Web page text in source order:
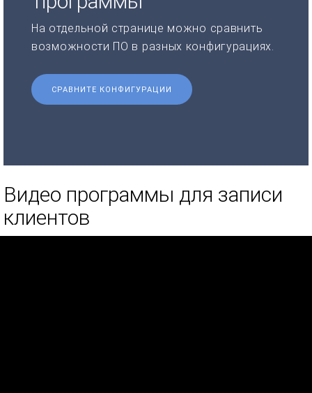
На отдельной странице можно сравнить
возможности ПО в разных конфигурациях.
СРАВНИТЕ КОНФИГУРАЦИИ
Видео программы для записи
клиентов